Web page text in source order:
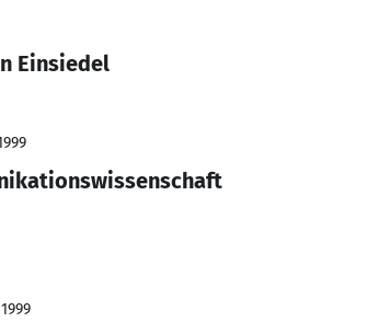
Einsiedel